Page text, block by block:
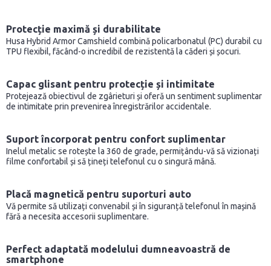
Protecție maximă și durabilitate
Husa Hybrid Armor Camshield combină policarbonatul (PC) durabil cu
TPU flexibil, făcând-o incredibil de rezistentă la căderi și șocuri.
Capac glisant pentru protecție și intimitate
Protejează obiectivul de zgârieturi și oferă un sentiment suplimentar
de intimitate prin prevenirea înregistrărilor accidentale.
Suport încorporat pentru confort suplimentar
Inelul metalic se rotește la 360 de grade, permițându-vă să vizionați
filme confortabil și să țineți telefonul cu o singură mână.
Placă magnetică pentru suporturi auto
Vă permite să utilizați convenabil și în siguranță telefonul în mașină
fără a necesita accesorii suplimentare.
Perfect adaptată modelului dumneavoastră de
smartphone